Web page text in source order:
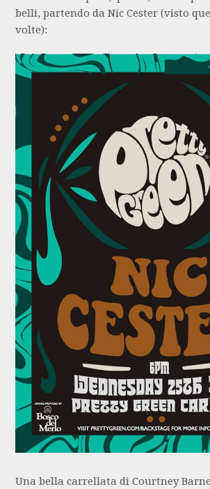
belli, partendo da Nic Cester (visto
volte):
Una bella carrellata di Courtney